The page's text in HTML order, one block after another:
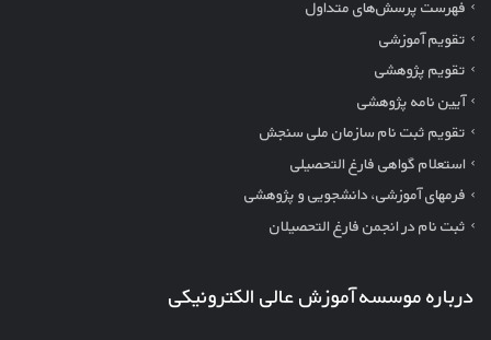
فهرست پرسش‌های متداول
تقویم آموزشی
تقویم پژوهشی
آیین نامه پژوهشی
تقویم ثبت نام سازمان ملی سنجش
استعلام گواهی فارغ التحصیلی
فرمهای آموزشی، دانشجویی و پژوهشی
ثبت نام در انجمن فارغ التحصیلان
درباره موسسه آموزش عالی الکترونیکی